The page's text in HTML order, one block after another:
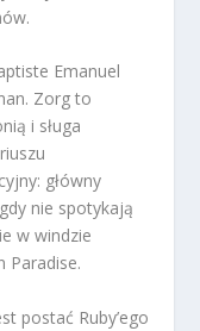
Emanuel
Zorg to
i sługa
główny
nie spotykają
w windzie
Paradise.
postać Ruby’ego